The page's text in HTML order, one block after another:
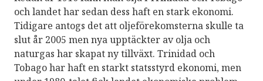
och landet har sedan dess haft en stark ekonomi.
Tidigare antogs det att oljeförekomsterna skulle ta
slut år 2005 men nya upptäckter av olja och
naturgas har skapat ny tillväxt. Trinidad och
Tobago har haft en starkt statsstyrd ekonomi, men